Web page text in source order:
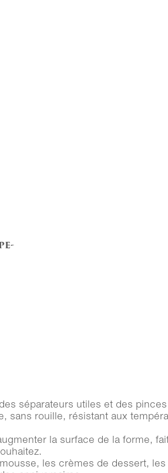
séparateurs utiles et des
rouille, résistant aux
la surface de la forme,
les crèmes de dessert,